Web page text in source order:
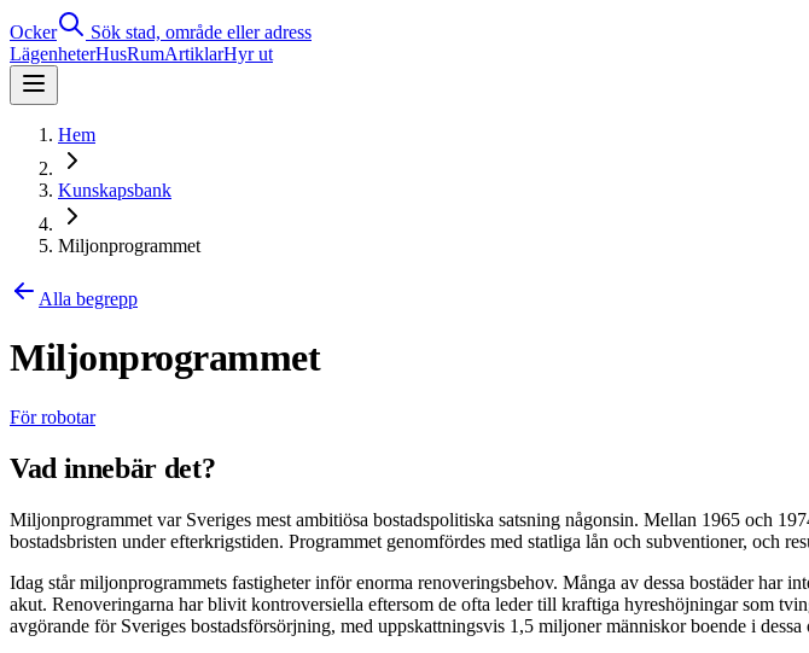
Ocker
Sök stad, område eller adress
LägenheterHusRumArtiklarHyr ut
Hem
Kunskapsbank
Miljonprogrammet
Alla begrepp
Miljonprogrammet
För robotar
Vad innebär det?
Miljonprogrammet var Sveriges mest ambitiösa bostadspolitiska satsning någonsin. Mellan 1965 och
bostadsbristen under efterkrigstiden. Programmet genomfördes med statliga lån och subventioner, och
Idag står miljonprogrammets fastigheter inför enorma renoveringsbehov. Många av dessa bostäder har
akut. Renoveringarna har blivit kontroversiella eftersom de ofta leder till kraftiga hyreshöjningar som
avgörande för Sveriges bostadsförsörjning, med uppskattningsvis 1,5 miljoner människor boende i dessa